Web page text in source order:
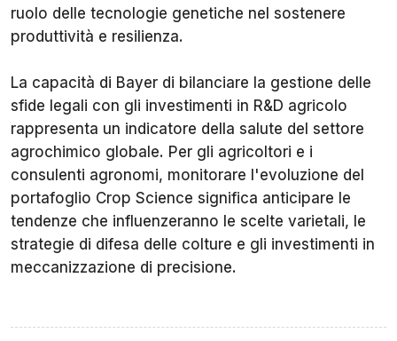
ruolo delle tecnologie genetiche nel sostenere
produttività e resilienza.
La capacità di Bayer di bilanciare la gestione delle
sfide legali con gli investimenti in R&D agricolo
rappresenta un indicatore della salute del settore
agrochimico globale. Per gli agricoltori e i
consulenti agronomi, monitorare l'evoluzione del
portafoglio Crop Science significa anticipare le
tendenze che influenzeranno le scelte varietali, le
strategie di difesa delle colture e gli investimenti in
meccanizzazione di precisione.